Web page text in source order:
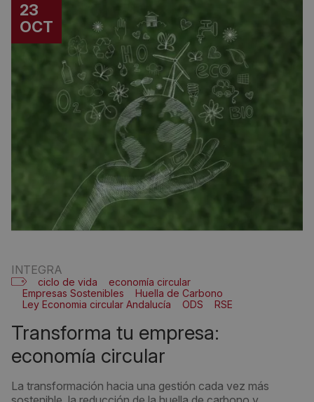
23
OCT
INTEGRA
ciclo de vida
economía circular
Empresas Sostenibles
Huella de Carbono
Ley Economia circular Andalucía
ODS RSE
transforma tu empresa:
economía circular
La transformación hacia una gestión cada vez más